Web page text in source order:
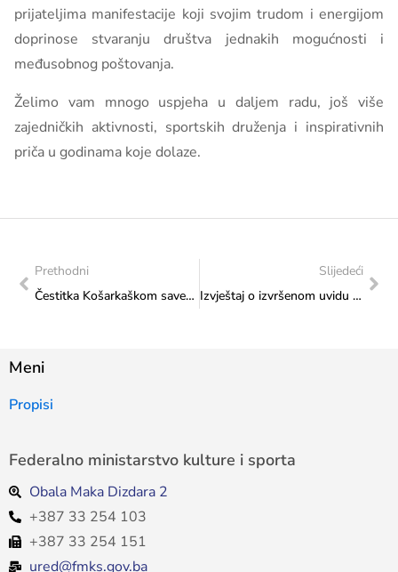
prijateljima manifestacije koji svojim trudom i energijom
doprinose stvaranju društva jednakih mogućnosti i
međusobnog poštovanja.
Želimo vam mnogo uspjeha u daljem radu, još više
zajedničkih aktivnosti, sportskih druženja i inspirativnih
priča u godinama koje dolaze.
Prethodni
Čestitka Košarkaškom savezu Herceg-Bosne povodom organizacije Završnog turnira Mini basket lige za dječake i djevojčice
Slijedeći
Izvještaj o izvršenom uvidu u objekat Ferhadija džamije u Sarajevu
Meni
Propisi
Federalno ministarstvo kulture i sporta
Obala Maka Dizdara 2
+387 33 254 103
+387 33 254 151
ured@fmks.gov.ba